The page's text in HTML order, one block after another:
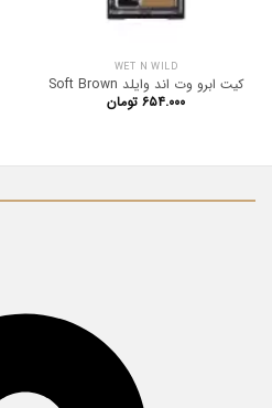
WET N WILD
کیت ابرو وت اند وایلد Soft Brown
۶۵۴.۰۰۰ تومان